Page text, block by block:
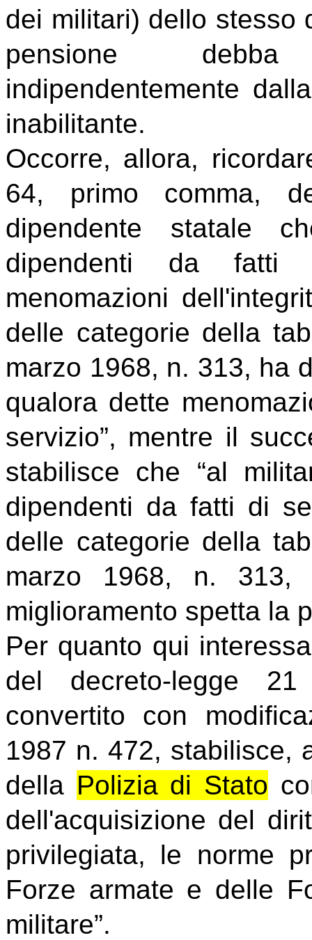
dei militari) dello stesso
pensione
indipendentemente
inabilitante.
Occorre, allora,
64, primo comma,
dipendente statale
dipendenti da fatti
menomazioni
delle categorie della
marzo 1968, n. 313, ha
qualora dette
servizio”, mentre il
stabilisce che “al
dipendenti da fatti di
delle categorie della
marzo 1968, n.
miglioramento spetta la
Per quanto qui
del decreto-legge
convertito con
1987 n. 472, stabilisce,
della Polizia di Stato
dell'acquisizione del
privilegiata, le norme
Forze armate e delle
militare”.